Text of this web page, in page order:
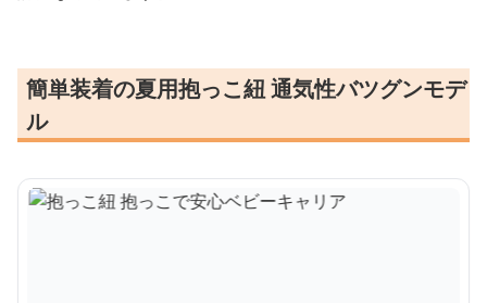
簡単装着の夏用抱っこ紐 通気性バツグンモデ
ル